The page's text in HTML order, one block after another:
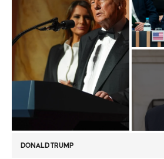
DONALD TRUMP